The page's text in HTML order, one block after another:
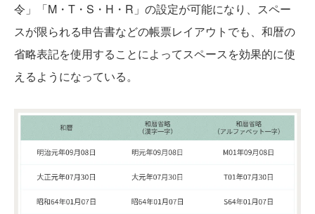
令」「M・T・S・H・R」の設定が可能になり、スペー
スが限られる申告書などの帳票レイアウトでも、和暦の
省略表記を使用することによってスペースを効果的に使
えるようになっている。